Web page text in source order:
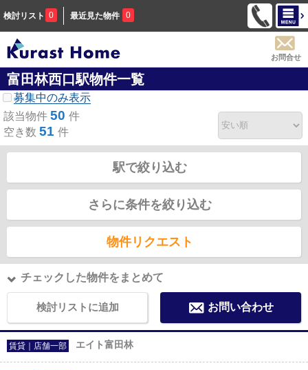
検討リスト 0 最近見た物件 0
お問合せ
富田林西口駅物件一覧
募集中のみ表示
該当物件 50 件
空き数 51 件
駅で絞り込む
さらに条件を絞り込む
物件リクエスト
チェックした物件をまとめて
検討リストに追加 お問い合わせ
賃貸｜店舗一部 エイト富田林